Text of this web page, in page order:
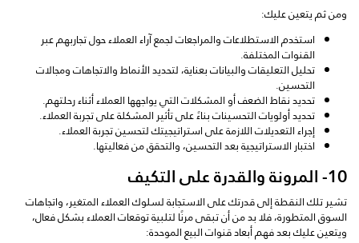
ومن ثم يتعين عليك:
استخدم الاستطلاعات والمراجعات لجمع آراء العملاء حول تجاربهم عبر
القنوات المختلفة.
تحليل التعليقات والبيانات بعناية، لتحديد الأنماط والاتجاهات ومجالات
التحسين.
تحديد نقاط الضعف أو المشكلات التي يواجهها العملاء أثناء رحلتهم.
تحديد أولويات التحسينات بناءً على تأثير المشكلة على تجربة العملاء.
إجراء التعديلات اللازمة على استراتيجيتك لتحسين تجربة العملاء.
اختبار الاستراتيجية بعد التحسين، والتحقق من فعاليتها.
10- المرونة والقدرة على التكيف
تشير تلك النقطة إلى قدرتك على الاستجابة لسلوك العملاء المتغير، واتجاهات
السوق المتطورة، فلا بد من أن تبقى مرنًا لتلبية توقعات العملاء بشكل فعال،
ويتعين عليك بعد فهم أبعاد قنوات البيع الموحدة: